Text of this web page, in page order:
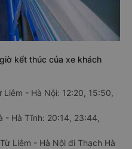
kết thúc của xe khách
Liêm - Hà Nội: 12:20, 15:50,
- Hà Tĩnh: 20:14, 23:44,
Liêm - Hà Nội đi Thạch Hà